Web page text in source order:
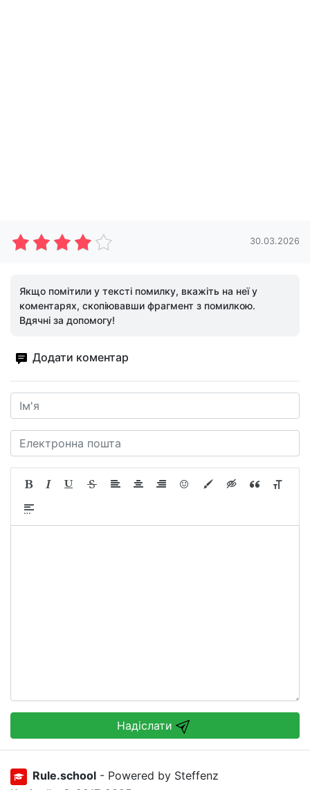
30.03.2026
Якщо помітили у тексті помилку, вкажіть на неї у
коментарях, скопіювавши фрагмент з помилкою.
Вдячні за допомогу!
Додати коментар
Надіслати
Rule.school - Powered by Steffenz